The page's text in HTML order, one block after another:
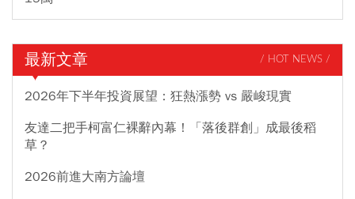
最新文章 / HOT NEWS /
2026年下半年投資展望：狂熱漲勢 vs 嚴峻現實
友達二把手柯富仁裸辭內幕！「落後群創」成最後稻
草？
2026前進大南方論壇